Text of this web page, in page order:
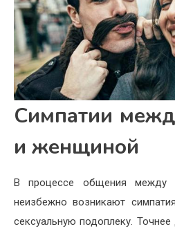
Симпатии
и женщиной
В процессе общения между
неизбежно возникают
сексуальную подоплеку.